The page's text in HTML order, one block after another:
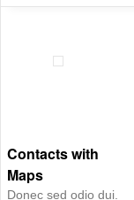
Contacts with
Maps
Donec sed odio dui.